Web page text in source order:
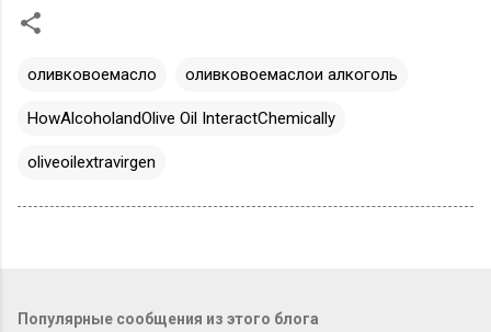
оливковоемасло оливковоемаслои алкоголь
HowAlcoholandOlive Oil InteractChemically
oliveoilextravirgen
Популярные сообщения из этого блога